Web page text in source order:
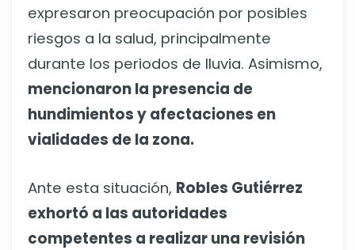
expresaron preocupación por posibles
riesgos a la salud, principalmente
durante los periodos de lluvia. Asimismo,
mencionaron la presencia de
hundimientos y afectaciones en
vialidades de la zona.
Ante esta situación, Robles Gutiérrez
exhortó a las autoridades
competentes a realizar una revisión